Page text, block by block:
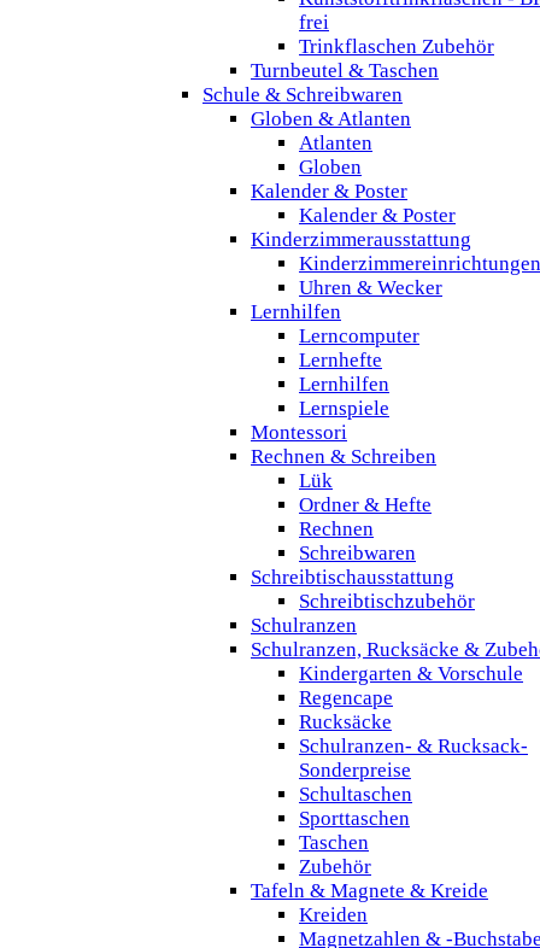
frei
Trinkflaschen Zubehör
Turnbeutel & Taschen
Schule & Schreibwaren
Globen & Atlanten
Atlanten
Globen
Kalender & Poster
Kalender & Poster
Kinderzimmerausstattung
Kinderzimmereinrichtungen
Uhren & Wecker
Lernhilfen
Lerncomputer
Lernhefte
Lernhilfen
Lernspiele
Montessori
Rechnen & Schreiben
Lük
Ordner & Hefte
Rechnen
Schreibwaren
Schreibtischausstattung
Schreibtischzubehör
Schulranzen
Schulranzen, Rucksäcke &
Kindergarten & Vorschule
Regencape
Rucksäcke
Schulranzen- & Rucksack-
Sonderpreise
Schultaschen
Sporttaschen
Taschen
Zubehör
Tafeln & Magnete & Kreide
Kreiden
Magnetzahlen & -